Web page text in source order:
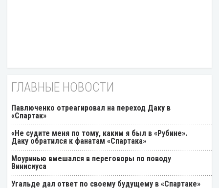
ГЛАВНЫЕ НОВОСТИ
Павлюченко отреагировал на переход Даку в
«Спартак»
«Не судите меня по тому, каким я был в «Рубине».
Даку обратился к фанатам «Спартака»
Моуринью вмешался в переговоры по поводу
Винисиуса
Угальде дал ответ по своему будущему в «Спартаке»